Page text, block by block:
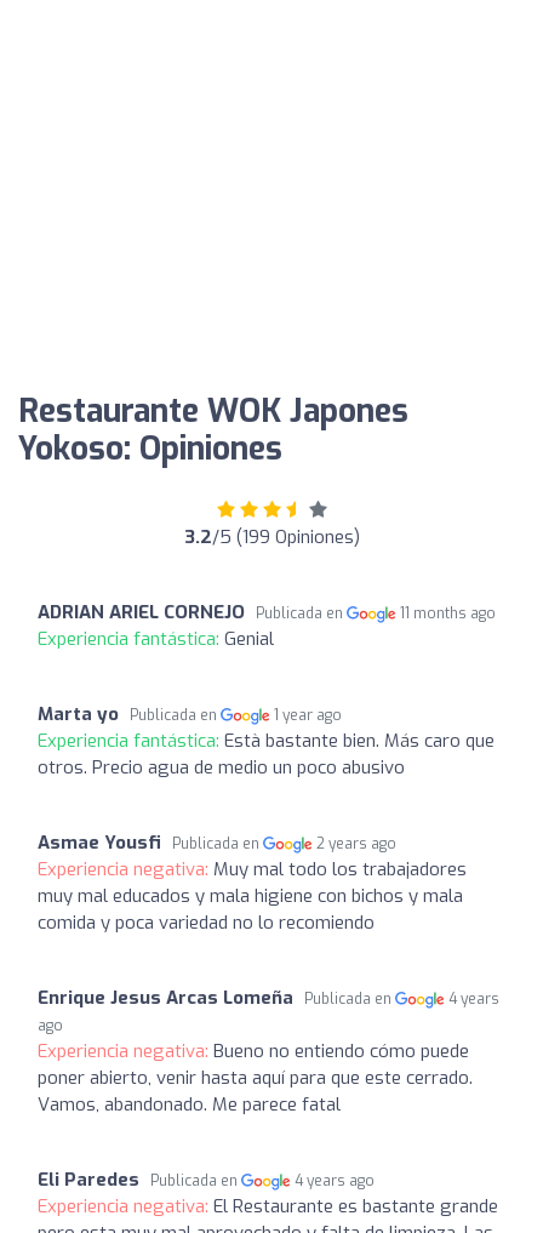
Restaurante WOK Japones
Yokoso: Opiniones
3.2/5 (199 Opiniones)
ADRIAN ARIEL CORNEJO Publicada en 11 months ago
Experiencia fantástica: Genial
Marta yo Publicada en 1 year ago
Experiencia fantástica: Està bastante bien. Más caro que
otros. Precio agua de medio un poco abusivo
Asmae Yousfi Publicada en 2 years ago
Experiencia negativa: Muy mal todo los trabajadores
muy mal educados y mala higiene con bichos y mala
comida y poca variedad no lo recomiendo
Enrique Jesus Arcas Lomeña Publicada en
4 years
ago
Experiencia negativa: Bueno no entiendo cómo puede
poner abierto, venir hasta aquí para que este cerrado.
Vamos, abandonado. Me parece fatal
Eli Paredes Publicada en 4 years ago
Experiencia negativa: El Restaurante es bastante grande